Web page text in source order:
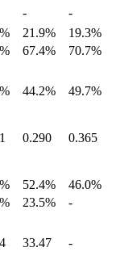
-
-
21.9%
19.3%
67.4%
70.7%
44.2%
49.7%
0.290 0.365
52.4%
46.0%
23.5%
-
33.47
-